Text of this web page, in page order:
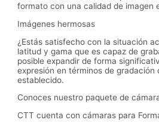
formato con una calidad de imagen
Imágenes hermosas
¿Estás satisfecho con la situación
latitud y gama que es capaz de
posible expandir de forma
expresión en términos de gradación
establecido.
Conoces nuestro paquete de
CTT cuenta con cámaras para